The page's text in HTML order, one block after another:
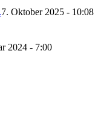
7. Oktober 2025 - 10:08
2024 - 7:00